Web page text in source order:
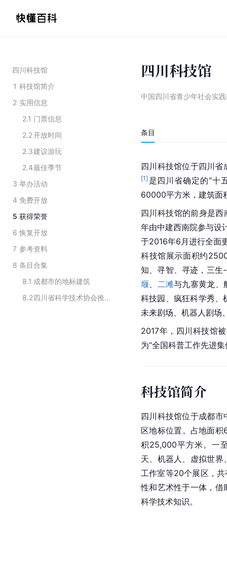
四川科技馆
1 科技馆简介
2 实用信息
2.1 门票信息
2.2开放时间
2.3建议游玩
2.4最佳季节
3 举办活动
4 免费开放
5 获得荣誉
6 恢复开放
7 参考资料
8 条目合集
8.1 成都市的地标建筑
8.2
四川省科学技术协会推荐入选“2021-2025年第一批全国科普教育基地”名单
四川科技馆
中国四川省青少年社会实
条目
四川科技馆位于四川省
[1] 是四川省确定的“十
60000平方米，建筑面
四川科技馆的前身是
年由中建西南院参与设
于2016年6月进行全面
科技馆展示面积约
知、寻智、寻迹，三生
堰
二滩与九寨黄龙、
科技园、疯狂科学秀
未来剧场、机器人剧场
2017年，四川科技馆
为“全国科普工作先进集
科技馆简介
四川科技馆位于成都市
区地标位置。占地面
积25,000平方米。一
天、机器人、虚拟世
工作室等20个展区，
性和艺术性于一体，借
科学技术知识。